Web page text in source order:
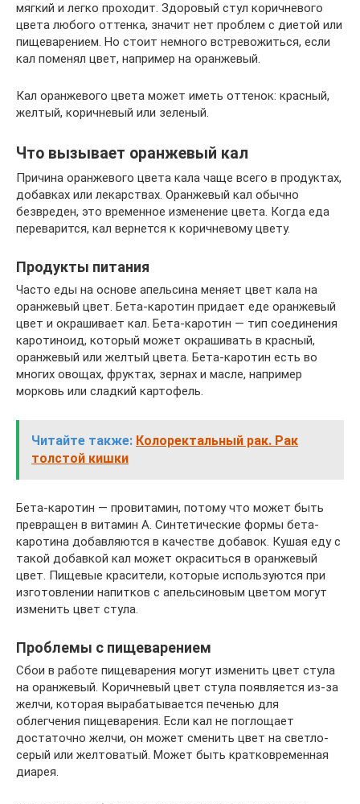
мягкий и легко проходит. Здоровый стул коричневого
цвета любого оттенка, значит нет проблем с диетой или
пищеварением. Но стоит немного встревожиться, если
кал поменял цвет, например на оранжевый.
Кал оранжевого цвета может иметь оттенок: красный,
желтый, коричневый или зеленый.
Что вызывает оранжевый кал
Причина оранжевого цвета кала чаще всего в продуктах,
добавках или лекарствах. Оранжевый кал обычно
безвреден, это временное изменение цвета. Когда еда
переварится, кал вернется к коричневому цвету.
Продукты питания
Часто еды на основе апельсина меняет цвет кала на
оранжевый цвет. Бета-каротин придает еде оранжевый
цвет и окрашивает кал. Бета-каротин — тип соединения
каротиноид, который может окрашивать в красный,
оранжевый или желтый цвета. Бета-каротин есть во
многих овощах, фруктах, зернах и масле, например
морковь или сладкий картофель.
Читайте также: Колоректальный рак. Рак
толстой кишки
Бета-каротин — провитамин, потому что может быть
превращен в витамин А. Синтетические формы бета-
каротина добавляются в качестве добавок. Кушая еду с
такой добавкой кал может окраситься в оранжевый
цвет. Пищевые красители, которые используются при
изготовлении напитков с апельсиновым цветом могут
изменить цвет стула.
Проблемы с пищеварением
Сбои в работе пищеварения могут изменить цвет стула
на оранжевый. Коричневый цвет стула появляется из-за
желчи, которая вырабатывается печенью для
облегчения пищеварения. Если кал не поглощает
достаточно желчи, он может сменить цвет на светло-
серый или желтоватый. Может быть кратковременная
диарея.